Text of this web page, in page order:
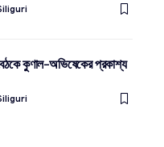
কুণাল-অভিষেকের প্রকাশ্য